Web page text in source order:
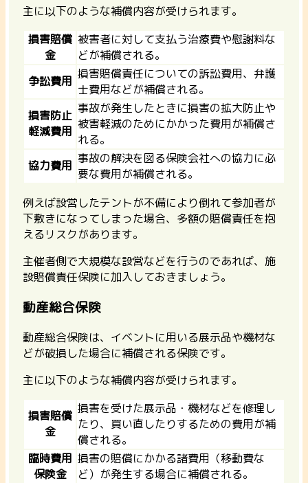
主に以下のような補償内容が受けられます。
損害賠償
金
被害者に対して支払う治療費や慰謝料な
どが補償される。
争訟費用 損害賠償責任についての訴訟費用、弁護
士費用などが補償される。
損害防止
軽減費用
事故が発生したときに損害の拡大防止や
被害軽減のためにかかった費用が補償さ
れる。
協力費用 事故の解決を図る保険会社への協力に必
要な費用が補償される。
例えば設営したテントが不備により倒れて参加者が
下敷きになってしまった場合、多額の賠償責任を抱
えるリスクがあります。
主催者側で大規模な設営などを行うのであれば、施
設賠償責任保険に加入しておきましょう。
動産総合保険
動産総合保険は、イベントに用いる展示品や機材な
どが破損した場合に補償される保険です。
主に以下のような補償内容が受けられます。
損害賠償
金
損害を受けた展示品・機材などを修理し
たり、買い直したりするための費用が補
償される。
臨時費用
保険金
損害の賠償にかかる諸費用（移動費な
ど）が発生する場合に補償される。